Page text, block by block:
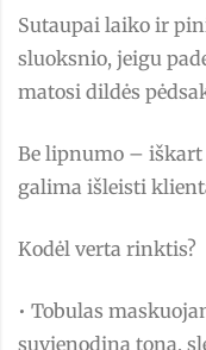
Sutaupai laiko ir
sluoksnio, jeigu
matosi dildės
Be lipnumo –
galima išleisti
Kodėl verta rinktis?
• Tobulas
suvienodina toną,